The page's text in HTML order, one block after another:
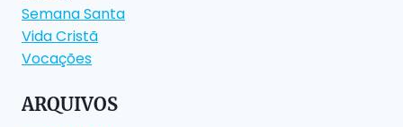
Semana Santa
Vida Cristã
Vocações
ARQUIVOS